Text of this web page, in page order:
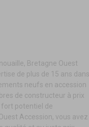
Bretagne Ouest
de plus de 15 ans
neufs en accession
de constructeur à prix
potentiel de
Accession, vous avez